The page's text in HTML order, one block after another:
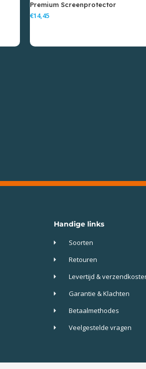
Premium Screenprotector
€
Handige links
Soorten
Retouren
Levertijd &
Garantie & Klachten
Betaalmethodes
Veelgestelde vragen